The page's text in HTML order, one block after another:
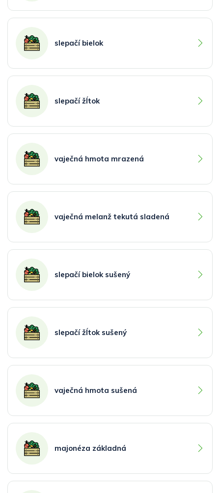
slepačí bielok
slepačí žĺtok
vaječná hmota mrazená
vaječná melanž tekutá sladená
slepačí bielok sušený
slepačí žĺtok sušený
vaječná hmota sušená
majonéza základná